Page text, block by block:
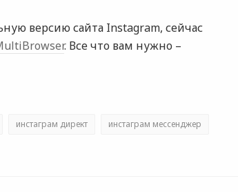
версию сайта Instagram, сейчас
. Все что вам нужно –
инстаграм директ инстаграм мессенджер